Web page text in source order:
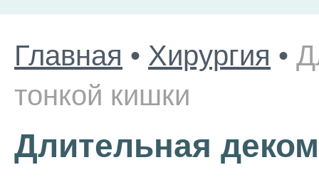
Главная • Хирургия •
тонкой кишки
Длительная